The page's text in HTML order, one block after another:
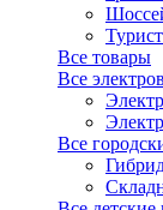
Все товары
Все
Все